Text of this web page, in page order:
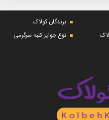
برندگان کولاک
نوع جوایز کلبه سرگرمی